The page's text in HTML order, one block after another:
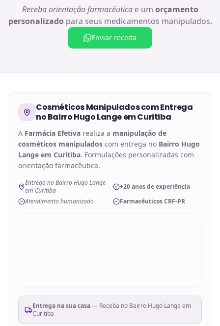
Receba orientação farmacêuticae um orçamento
personalizado para seus medicamentos manipulados.
Enviar receita
Cosméticos Manipuladoscom Entrega
noBairro Hugo Lange em Curitiba
A Farmácia Efetiva realiza a manipulação de
cosméticos manipulados com entrega no Bairro Hugo
Lange em Curitiba. Formulações personalizadas com
orientação farmacêutica.
Entrega no Bairro Hugo Lange
em Curitiba
+20 anos de experiência
Atendimento humanizado
Farmacêuticos CRF-PR
Entrega na sua casa— Receba no Bairro Hugo Lange em
Curitiba